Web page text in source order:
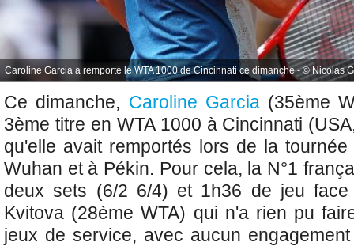
Caroline Garcia a remporté le WTA 1000 de Cincinnati ce dimanche - © Nicolas
Ce dimanche, Caroline Garcia (35ème
3ème titre en WTA 1000 à Cincinnati
qu'elle avait remportés lors de la
Wuhan et à Pékin. Pour cela, la N°1
deux sets (6/2 6/4) et 1h36 de jeu
Kvitova (28ème WTA) qui n'a rien pu
jeux de service, avec aucun